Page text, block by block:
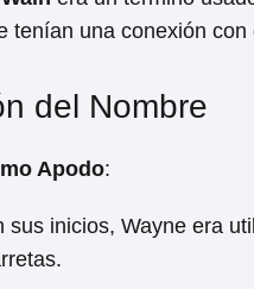
tenían una conexión
del Nombre
Apodo:
sus inicios, Wayne era